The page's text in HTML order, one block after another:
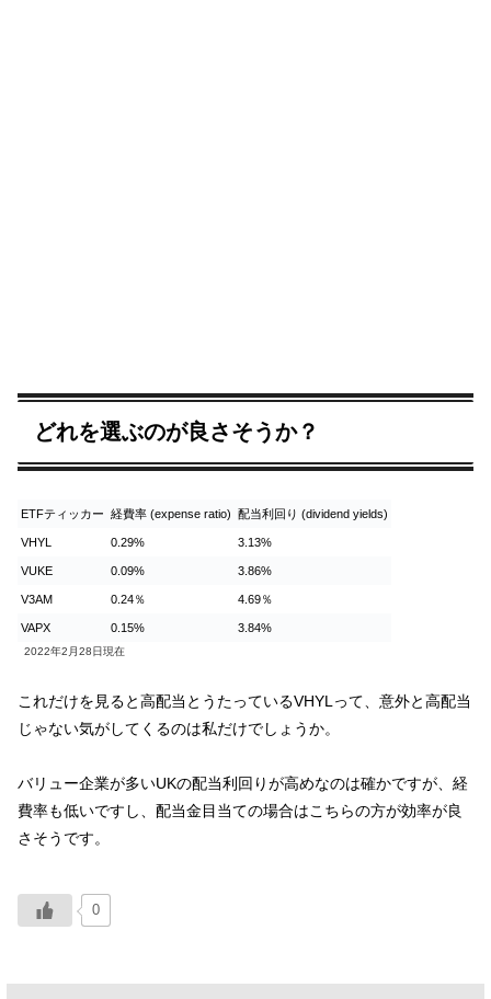
どれを選ぶのが良さそうか？
ETFティッカー 経費率 (expense ratio) 配当利回り (dividend yields)
VHYL 0.29% 3.13%
VUKE 0.09% 3.86%
V3AM 0.24％ 4.69％
VAPX 0.15% 3.84%
2022年2月28日現在
これだけを見ると高配当とうたっているVHYLって、意外と高配当
じゃない気がしてくるのは私だけでしょうか。
バリュー企業が多いUKの配当利回りが高めなのは確かですが、経
費率も低いですし、配当金目当ての場合はこちらの方が効率が良
さそうです。
0